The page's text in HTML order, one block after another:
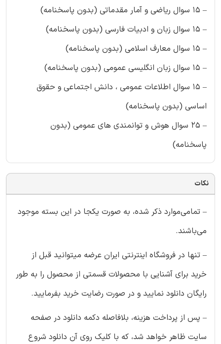
– ۱۵ سوال ریاضی و آمار مقدماتی (بدون پاسخنامه)
– ۱۵ سوال زبان و ادبیات فارسی (بدون پاسخنامه)
– ۱۵ سوال معارف اسلامی (بدون پاسخنامه)
– ۱۵ سوال زبان انگلیسی عمومی (بدون پاسخنامه)
– ۱۵ سوال اطلاعات عمومی ، دانش اجتماعی و حقوق
اساسی (بدون پاسخنامه)
– ۲۵ سوال هوش و توانمندی های عمومی (بدون
پاسخنامه)
نکات
– تمامی‌موارد ذکر شده، به صورت یکجا در این بسته موجود
می‌باشند.
– تنها در فروشگاه اینترنتی ایران عرضه میتوانید قبل از
خرید برای آشنایی با محصولات قسمتی از محصول را به طور
رایگان دانلود نمایید و در صورت رضایت خرید بفرمایید.
– پس از پرداخت هزینه، بلافاصله دکمه دانلود در صفحه
سایت ظاهر خواهد شد، که با کلیک روی آن دانلود شروع